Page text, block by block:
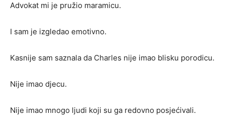
Advokat mi je pružio maramicu.
I sam je izgledao emotivno.
Kasnije sam saznala da Charles nije imao blisku porodicu.
Nije imao djecu.
Nije imao mnogo ljudi koji su ga redovno posjećivali.